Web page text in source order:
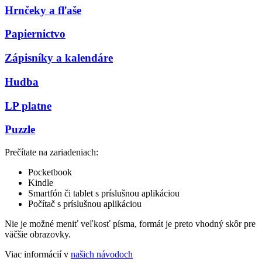
Hrnčeky a fľaše
Papiernictvo
Zápisníky a kalendáre
Hudba
LP platne
Puzzle
Prečítate na zariadeniach:
Pocketbook
Kindle
Smartfón či tablet s príslušnou aplikáciou
Počítač s príslušnou aplikáciou
Nie je možné meniť veľkosť písma, formát je preto vhodný skôr pre
väčšie obrazovky.
Viac informácií v našich návodoch